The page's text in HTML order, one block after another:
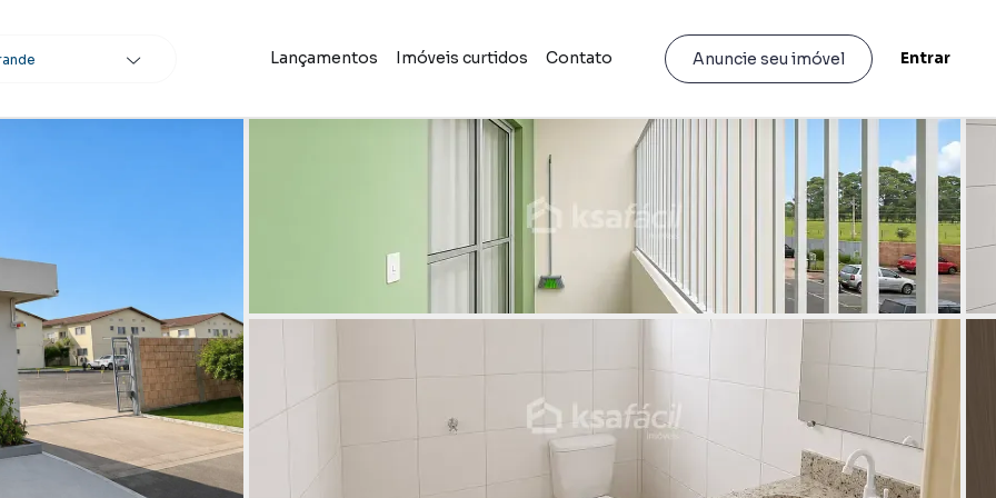
Lançamentos Imóveis curtidos Contato Anuncie seu imóvel Entrar